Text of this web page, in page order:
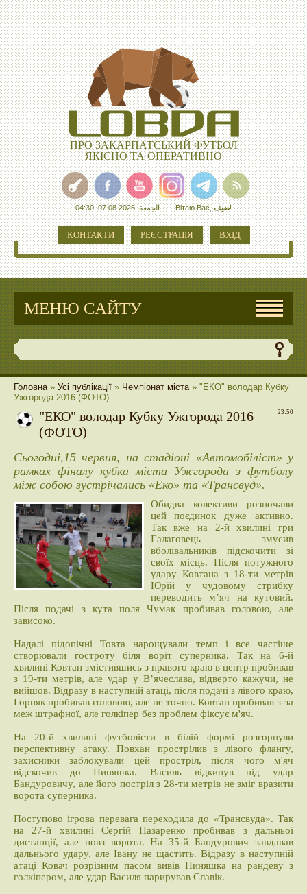
ПРО ЗАКАРПАТСЬКИЙ ФУТБОЛ
ЯКІСНО ТА ОПЕРАТИВНО
الجمعة, 07.08.2026, 04:30 Вітаю Вас,ضيف!
КОНТАКТИ РЕЄСТРАЦІЯ ВХІД
МЕНЮ САЙТУ
Головна» Усі публікації » Чемпіонат міста» "ЕКО" володар Кубку
Ужгорода 2016 (ФОТО)
23:50
"ЕКО" володар Кубку Ужгорода 2016
(ФОТО)
Сьогодні,15 червня, на стадіоні «Автомобіліст» у
рамках фіналу кубка міста Ужгорода з футболу
між собою зустрічались «Еко» та «Трансвуд».
Обидва колективи розпочали
цей поєдинок дуже активно.
Так вже на 2-й хвилині гри
Галаговець змусив
вболівальників підскочити зі
своїх місць. Після потужного
удару Ковтана з 18-ти метрів
Юрій у чудовому стрибку
переводить м’яч на кутовий.
Після подачі з кута поля Чумак пробивав головою, але
зависоко.
Надалі підопічні Товта нарощували темп і все частіше
створювали гостроту біля воріт суперника. Так на 6-й
хвилині Ковтан змістившись з правого краю в центр пробивав
з 19-ти метрів, але удар у В’ячеслава, відверто кажучи, не
вийшов. Відразу в наступній атаці, після подачі з лівого краю,
Горняк пробивав головою, але не точно. Ковтан пробивав з-за
меж штрафної, але голкіпер без проблем фіксує м'яч.
На 20-й хвилині футболісти в білій формі розгорнули
перспективну атаку. Повхан прострілив з лівого флангу,
захисники заблокували цей простріл, після чого м'яч
відскочив до Пиняшка. Василь відкинув під удар
Бандуровичу, але його постріл з 28-ти метрів не зміг вразити
ворота суперника.
Поступово ігрова перевага переходила до «Трансвуда». Так
на 27-й хвилині Сергій Назаренко пробивав з дальньої
дистанції, але повз ворота. На 35-й Бандурович завдавав
дальнього удару, але Івану не щастить. Відразу в наступній
атаці Ковач розрізним пасом вивів Пиняшка на рандеву з
голкіпером, але удар Василя парирував Славік.